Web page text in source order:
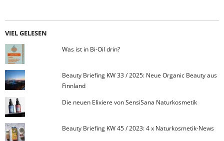
VIEL GELESEN
Was ist in Bi-Oil drin?
Beauty Briefing KW 33 / 2025: Neue Organic Beauty aus
Finnland
Die neuen Elixiere von SensiSana Naturkosmetik
Beauty Briefing KW 45 / 2023: 4 x Naturkosmetik-News